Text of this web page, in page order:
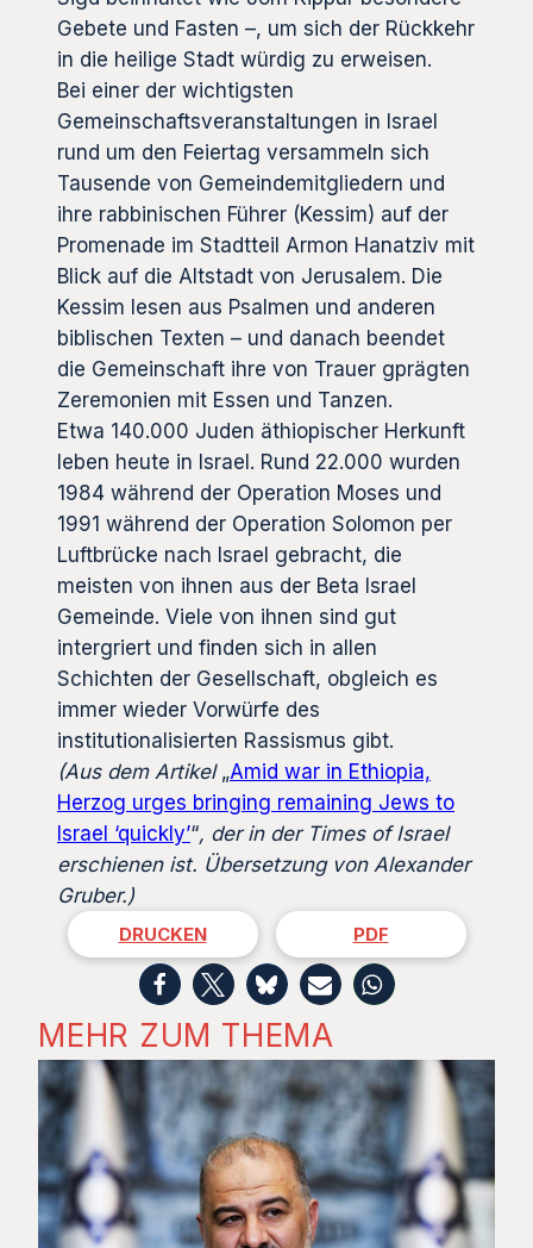
Gebete und Fasten –, um sich der Rückkehr
in die heilige Stadt würdig zu erweisen.
Bei einer der wichtigsten
Gemeinschaftsveranstaltungen in Israel
rund um den Feiertag versammeln sich
Tausende von Gemeindemitgliedern und
ihre rabbinischen Führer (Kessim) auf der
Promenade im Stadtteil Armon Hanatziv mit
Blick auf die Altstadt von Jerusalem. Die
Kessim lesen aus Psalmen und anderen
biblischen Texten – und danach beendet
die Gemeinschaft ihre von Trauer gprägten
Zeremonien mit Essen und Tanzen.
Etwa 140.000 Juden äthiopischer Herkunft
leben heute in Israel. Rund 22.000 wurden
1984 während der Operation Moses und
1991 während der Operation Solomon per
Luftbrücke nach Israel gebracht, die
meisten von ihnen aus der Beta Israel
Gemeinde. Viele von ihnen sind gut
intergriert und finden sich in allen
Schichten der Gesellschaft, obgleich es
immer wieder Vorwürfe des
institutionalisierten Rassismus gibt.
(Aus dem Artikel „Amid war in Ethiopia,
Herzog urges bringing remaining Jews to
Israel ‘quickly’“, der in der Times of Israel
erschienen ist. Übersetzung von Alexander
Gruber.)
DRUCKEN PDF
MEHR ZUM THEMA